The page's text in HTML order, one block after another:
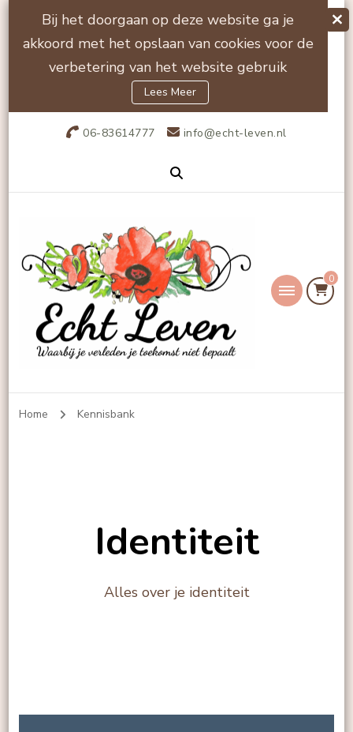
Bij het doorgaan op deze website ga je
akkoord met het opslaan van cookies voor de
verbetering van het website gebruik
Lees Meer
06-83614777 info@echt-leven.nl
Echt-leven
0
Home Kennisbank
Identiteit
Alles over je identiteit